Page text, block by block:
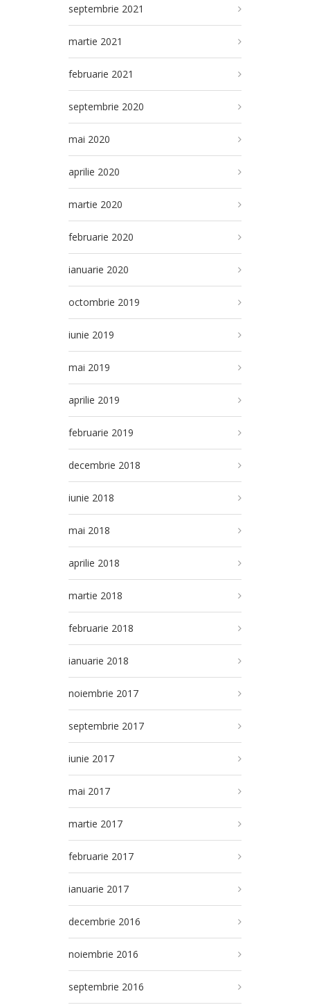
septembrie 2021
martie 2021
februarie 2021
septembrie 2020
mai 2020
aprilie 2020
martie 2020
februarie 2020
ianuarie 2020
octombrie 2019
iunie 2019
mai 2019
aprilie 2019
februarie 2019
decembrie 2018
iunie 2018
mai 2018
aprilie 2018
martie 2018
februarie 2018
ianuarie 2018
noiembrie 2017
septembrie 2017
iunie 2017
mai 2017
martie 2017
februarie 2017
ianuarie 2017
decembrie 2016
noiembrie 2016
septembrie 2016